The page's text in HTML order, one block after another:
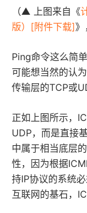
（▲ 上图来自《
版）[附件下载]》
Ping命令这么简
可能想当然的认
传输层的TCP或
正如上图所示，
UDP，而是直接
中属于相当底层
性，因为根据
持IP协议的系统
互联网的基石，